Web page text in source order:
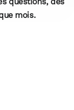
mois.